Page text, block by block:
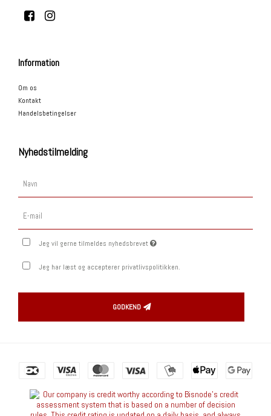
Information
Om os
Kontakt
Handelsbetingelser
Nyhedstilmelding
Jeg vil gerne tilmeldes nyhedsbrevet
Jeg har læst og accepterer privatlivspolitikken.
GODKEND